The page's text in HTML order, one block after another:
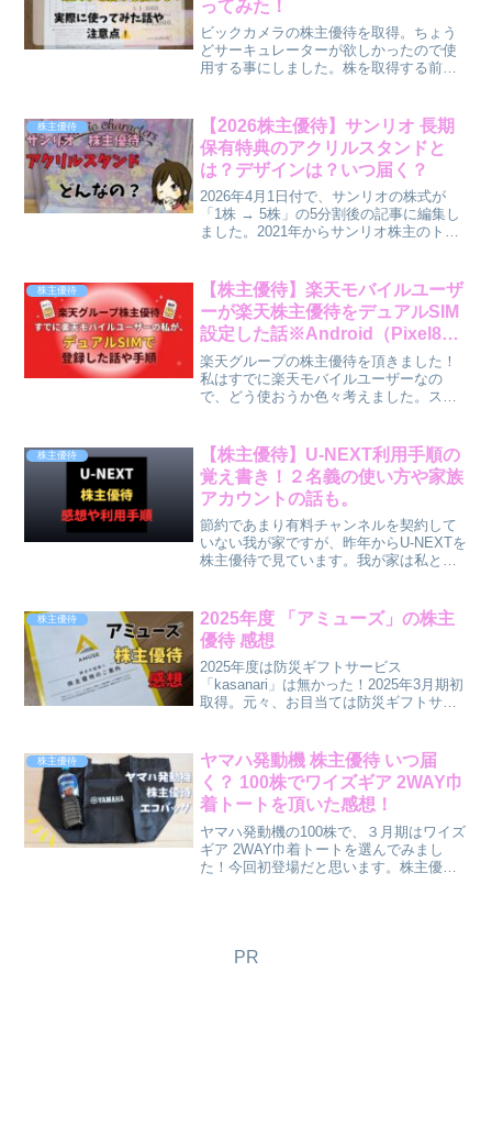
ってみた！
ビックカメラの株主優待を取得。ちょう
どサーキュレーターが欲しかったので使
用する事にしました。株を取得する前
うと思って、ふと思いました。ビックカ
メラの楽天市場店では使...
株主優待
【2026株主優待】サンリオ 長期
保有特典のアクリルスタンドと
は？デザインは？いつ届く？
2026年4月1日付で、サンリオの株式が
「1株 → 5株」の5分割後の記事に編集し
ました。2021年からサンリオ株主のトリ
クリルスタンドの内容や実際に組み立て
て...
株主優待
【株主優待】楽天モバイルユーザ
ーが楽天株主優待をデュアルSIM
設定した話※Android（Pixel8で
の手順も記録）
楽天グループの株主優待を頂きました！
私はすでに楽天モバイルユーザーなの
で、どう使おうか色々考えました。スマ
「手間がかからないこと」のバランスを
重視しています。そのため...
株主優待
【株主優待】U-NEXT利用手順の
覚え書き！２名義の使い方や家族
アカウントの話も。
節約であまり有料チャンネルを契約して
いない我が家ですが、昨年からU-NEXTを
株主優待で見ています。我が家は私と主
とても嬉しい優待ですが、利用手順にま
だ慣れて...
株主優待
2025年度 「アミューズ」の株主
優待 感想
2025年度は防災ギフトサービス
「kasanari」は無かった！2025年3月期初
取得。元々、お目当ては防災ギフトサー
する防災ギフトサービスで...
株主優待
ヤマハ発動機 株主優待 いつ届
く？ 100株でワイズギア 2WAY巾
着トートを頂いた感想！
ヤマハ発動機の100株で、３月期はワイズ
ギア 2WAY巾着トートを選んでみまし
た！今回初登場だと思います。株主優待
PR